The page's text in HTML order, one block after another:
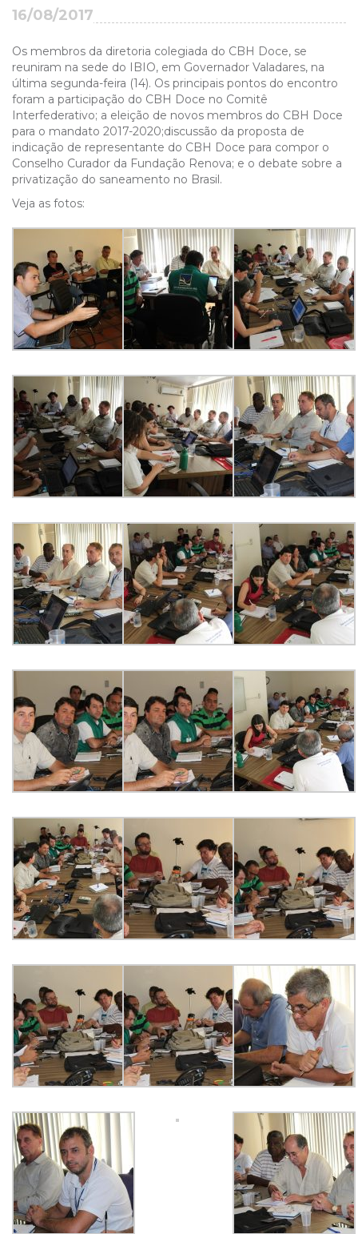
16/08/2017
Os membros da diretoria colegiada do CBH Doce, se
reuniram na sede do IBIO, em Governador Valadares, na
última segunda-feira (14). Os principais pontos do encontro
foram a participação do CBH Doce no Comitê
Interfederativo; a eleição de novos membros do CBH Doce
para o mandato 2017-2020;discussão da proposta de
indicação de representante do CBH Doce para compor o
Conselho Curador da Fundação Renova; e o debate sobre a
privatização do saneamento no Brasil.
Veja as fotos: